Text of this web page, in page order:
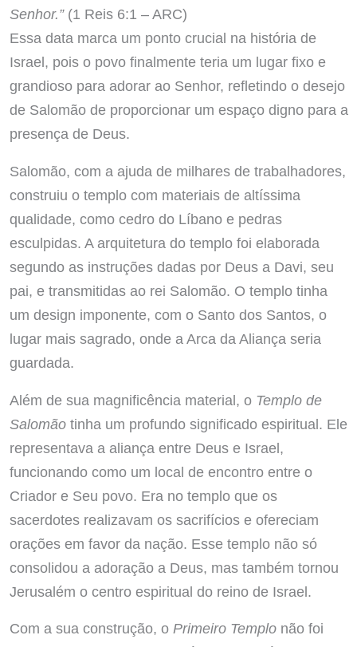
Senhor.”(1 Reis 6:1 – ARC)
Essa data marca um ponto crucial na história de
Israel, pois o povo finalmente teria um lugar fixo e
grandioso para adorar ao Senhor, refletindo o desejo
de Salomão de proporcionar um espaço digno para a
presença de Deus.
Salomão, com a ajuda de milhares de trabalhadores,
construiu o templo com materiais de altíssima
qualidade, como cedro do Líbano e pedras
esculpidas. A arquitetura do templo foi elaborada
segundo as instruções dadas por Deus a Davi, seu
pai, e transmitidas ao rei Salomão. O templo tinha
um design imponente, com o Santo dos Santos, o
lugar mais sagrado, onde a Arca da Aliança seria
guardada.
Além de sua magnificência material, o Templo de
Salomãotinha um profundo significado espiritual. Ele
representava a aliança entre Deus e Israel,
funcionando como um local de encontro entre o
Criador e Seu povo. Era no templo que os
sacerdotes realizavam os sacrifícios e ofereciam
orações em favor da nação. Esse templo não só
consolidou a adoração a Deus, mas também tornou
Jerusalém o centro espiritual do reino de Israel.
Com a sua construção, o Primeiro Templonão foi